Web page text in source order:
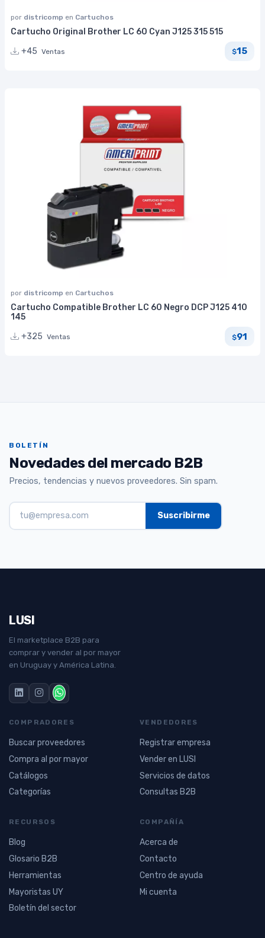
por districomp en Cartuchos
Cartucho Original Brother LC 60 Cyan J125 315 515
+45 Ventas $15
por districomp en Cartuchos
Cartucho Compatible Brother LC 60 Negro DCP J125 410
145
+325 Ventas $91
BOLETÍN
Novedades del mercado B2B
Precios, tendencias y nuevos proveedores. Sin spam.
LUSI
El marketplace B2B para
comprar y vender al por mayor
en Uruguay y América Latina.
COMPRADORES
Buscar proveedores
Compra al por mayor
Catálogos
Categorías
VENDEDORES
Registrar empresa
Vender en LUSI
Servicios de datos
Consultas B2B
RECURSOS
Blog
Glosario B2B
Herramientas
Mayoristas UY
Boletín del sector
COMPAÑÍA
Acerca de
Contacto
Centro de ayuda
Mi cuenta